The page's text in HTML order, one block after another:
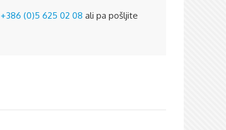
+386 (0)5 625 02 08 ali pa pošljite